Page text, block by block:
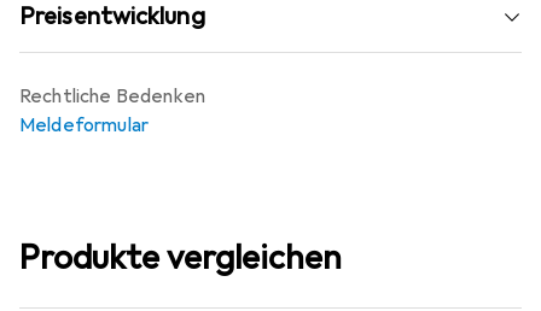
Preisentwicklung
Rechtliche Bedenken
Meldeformular
Produkte vergleichen